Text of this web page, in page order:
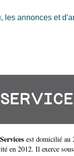
les annonces et
est domicilié au
en 2012. Il exerce